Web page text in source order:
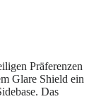
Präferenzen
Glare Shield ein
Das